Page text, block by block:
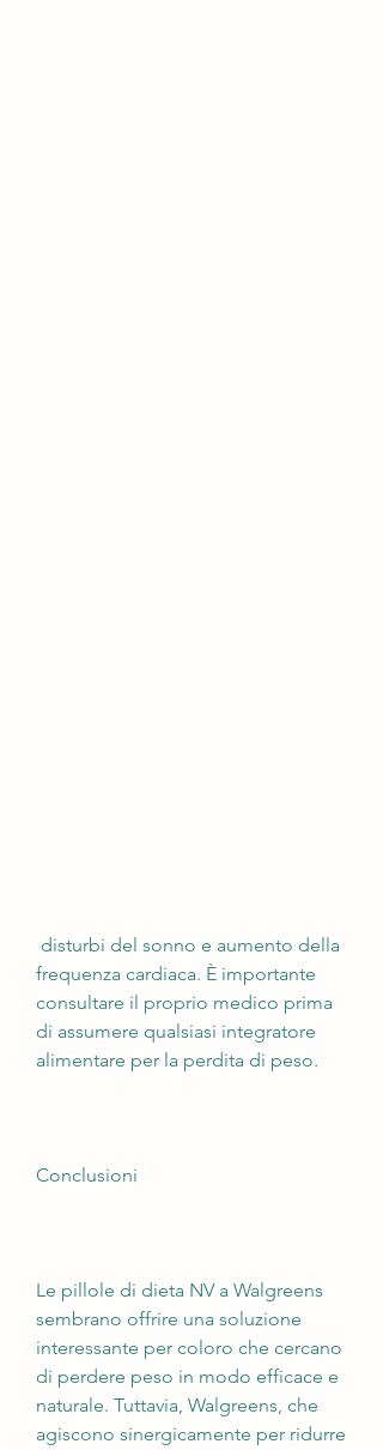
frequenza cardiaca. È importante
consultare il proprio medico prima
di assumere qualsiasi integratore
alimentare per la perdita di peso.
Conclusioni
Le pillole di dieta NV a Walgreens
sembrano offrire una soluzione
interessante per coloro che cercano
di perdere peso in modo efficace e
naturale. Tuttavia, Walgreens, che
agiscono sinergicamente per ridurre